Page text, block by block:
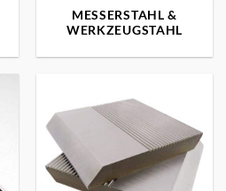
MESSERSTAHL &
WERKZEUGSTAHL